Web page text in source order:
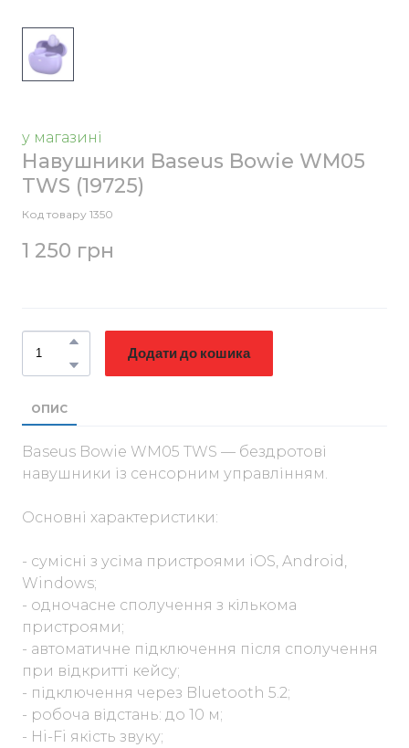
у магазині
Навушники Baseus Bowie WM05
TWS (19725)
Код товару 1350
1 250 грн
Додати до кошика
ОПИС
Baseus Bowie WM05 TWS — бездротові
навушники із сенсорним управлінням.
Основні характеристики:
- сумісні з усіма пристроями iOS, Android,
Windows;
- одночасне сполучення з кількома
пристроями;
- автоматичне підключення після сполучення
при відкритті кейсу;
- підключення через Bluetooth 5.2;
- робоча відстань: до 10 м;
- Hi-Fi якість звуку;